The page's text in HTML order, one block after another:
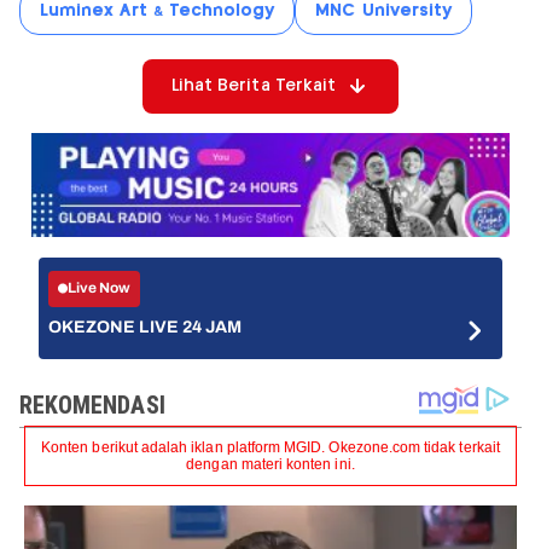
Luminex Art & Technology MNC University
Lihat Berita Terkait
Live Now
OKEZONE LIVE 24 JAM